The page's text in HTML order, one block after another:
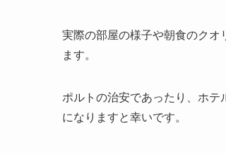
実際の部屋の様子や朝食のクオ
ます。
ポルトの治安であったり、ホ
になりますと幸いです。